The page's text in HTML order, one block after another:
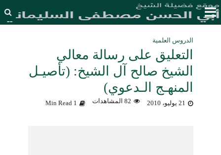
الدروس العلمية
التعليق على رسالة معالي
الشيخ صالح آل الشيخ: (تأصيـل
المنهـج الـدعوي)
21 يوليو، 2010 82 المشاهدات 1 Min Read